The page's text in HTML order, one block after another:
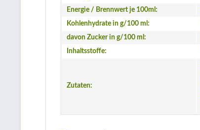
Energie / Brennwert je 100ml:
Kohlenhydrate in g/100 ml:
davon Zucker in g/100 ml:
Inhaltsstoffe:
Zutaten: